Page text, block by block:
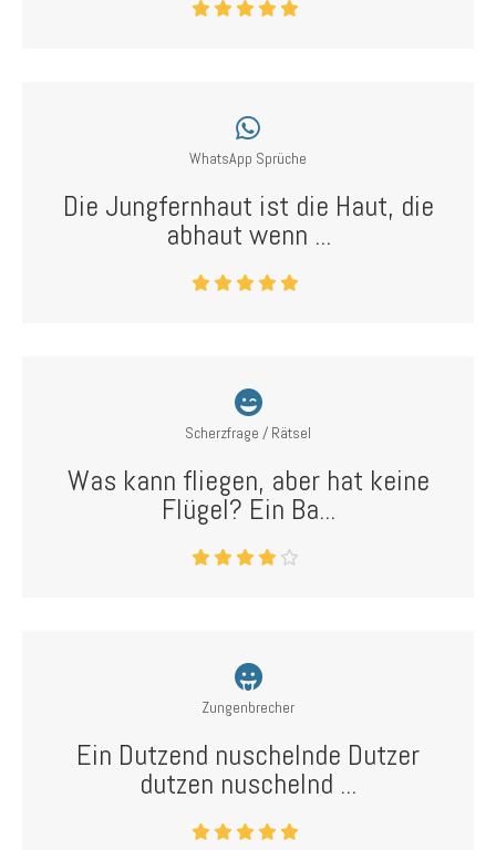
WhatsApp Sprüche
Die Jungfernhaut ist die Haut, die
abhaut wenn ...
Scherzfrage / Rätsel
Was kann fliegen, aber hat keine
Flügel? Ein Ba...
Zungenbrecher
Ein Dutzend nuschelnde Dutzer
dutzen nuschelnd ...